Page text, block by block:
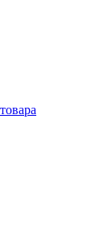
товара